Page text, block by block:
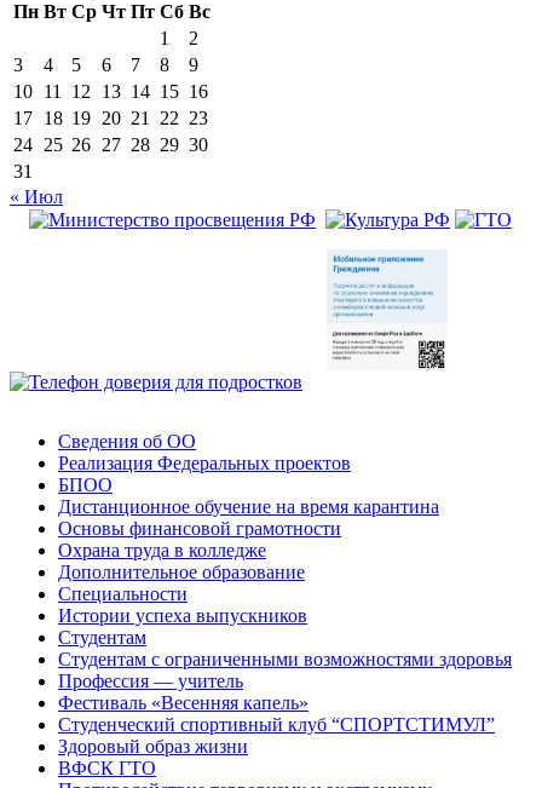
Пн Вт Ср Чт Пт Сб Вс
1
2
3
4 5 6 7 8
9
10 11 12 13 14 15 16
17 18 19 20 21 22 23
24 25 26 27 28 29 30
31
« Июл
Сведения об ОО
Реализация Федеральных проектов
БПОО
Дистанционное обучение на время карантина
Основы финансовой грамотности
Охрана труда в колледже
Дополнительное образование
Специальности
Истории успеха выпускников
Студентам
Студентам с ограниченными возможностями здоровья
Профессия — учитель
Фестиваль «Весенняя капель»
Студенческий спортивный клуб “СПОРТСТИМУЛ”
Здоровый образ жизни
ВФСК ГТО